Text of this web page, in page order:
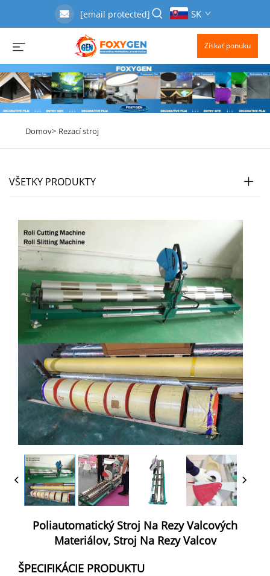
[email protected] SK
Získať ponuku
Domov> Rezací stroj
VŠETKY PRODUKTY
Poliautomatický Stroj Na Rezy Valcových
Materiálov, Stroj Na Rezy Valcov
ŠPECIFIKÁCIE PRODUKTU